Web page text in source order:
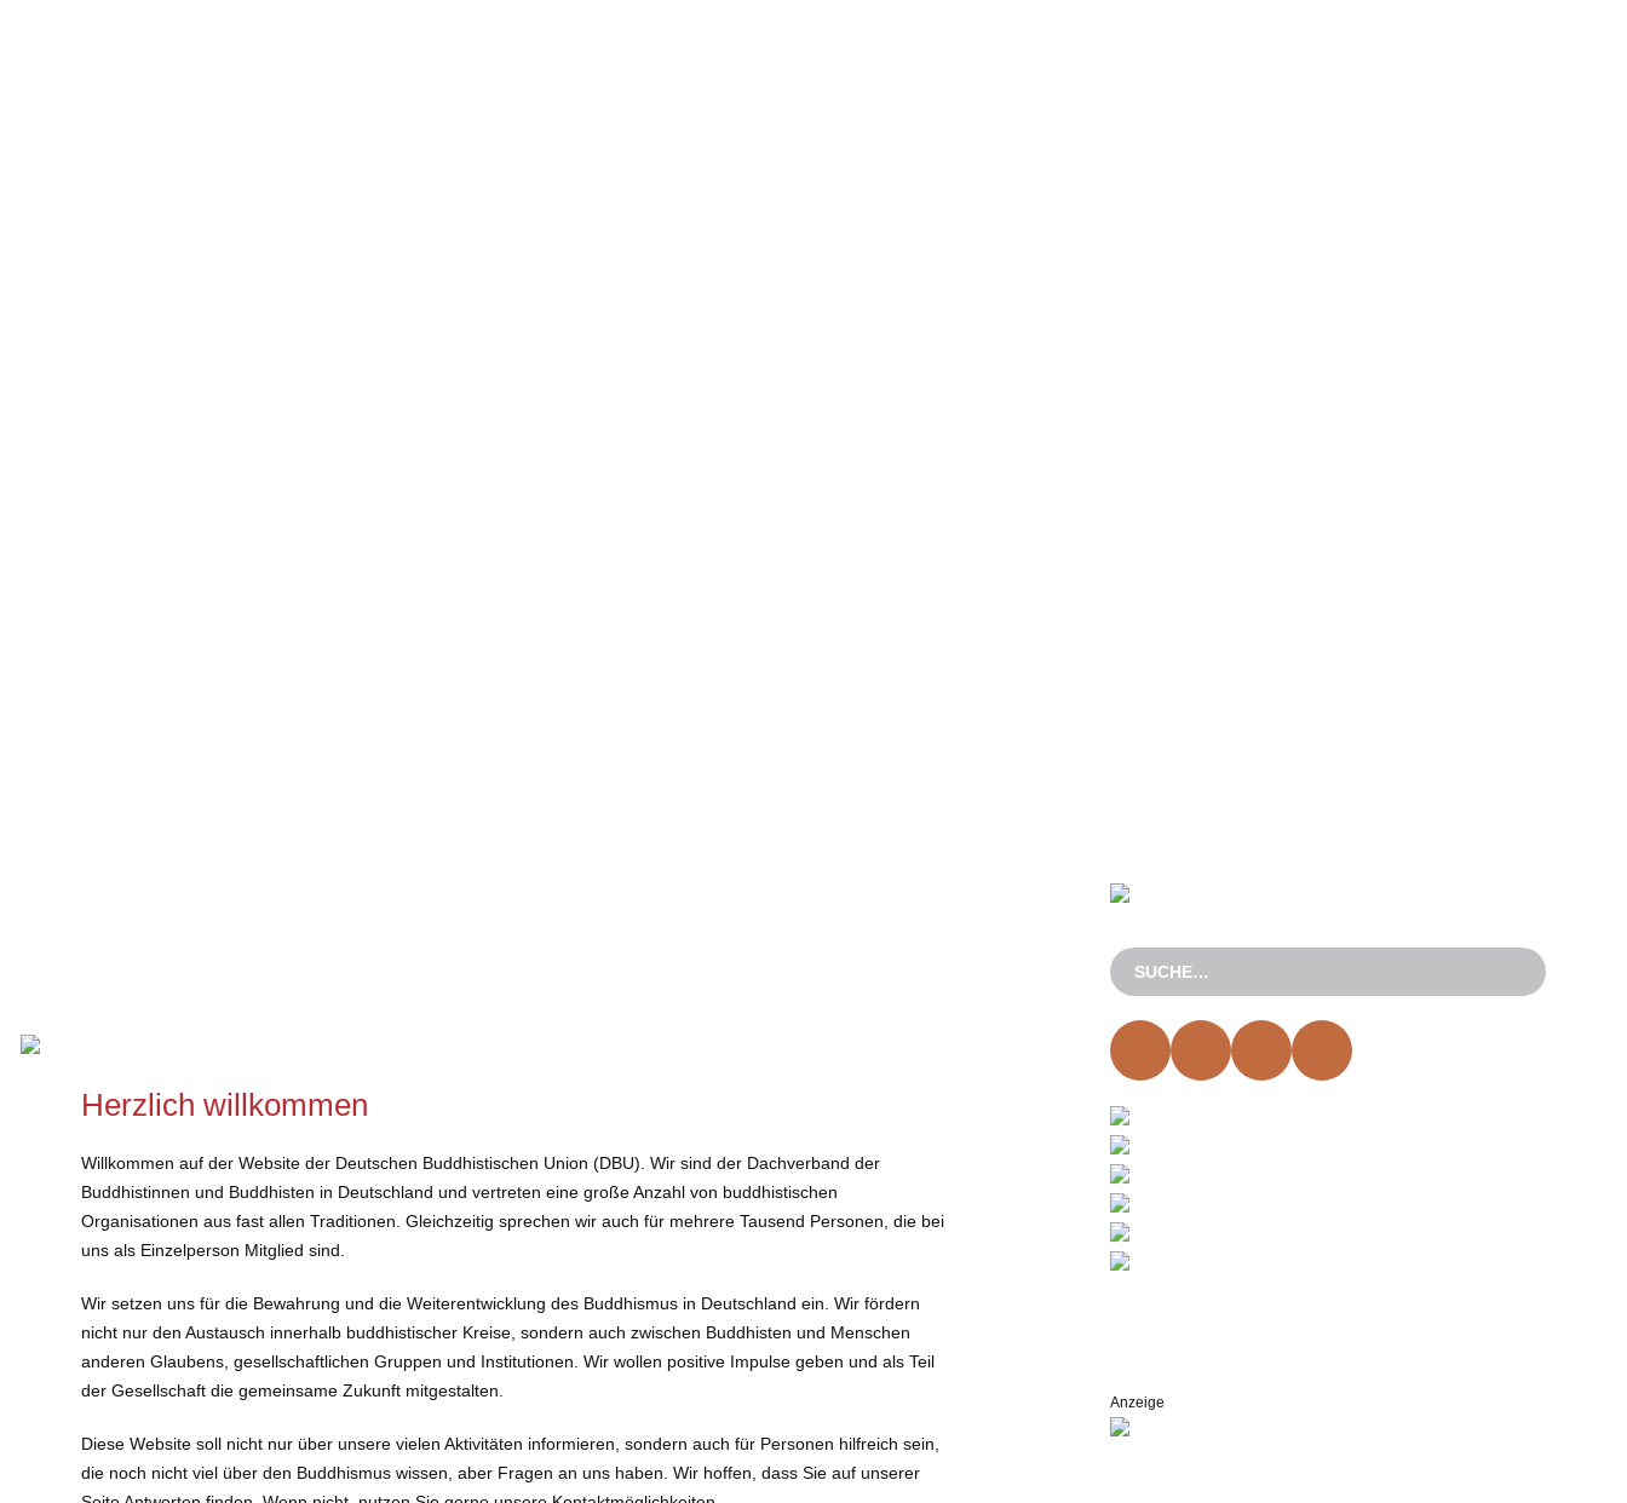
Herzlich willkommen
Willkommen auf der Website der Deutschen Buddhistischen Union (DBU). Wir sind der Dachverband der
Buddhistinnen und Buddhisten in Deutschland und vertreten eine große Anzahl von buddhistischen
Organisationen aus fast allen Traditionen. Gleichzeitig sprechen wir auch für mehrere Tausend Personen, die bei
uns als Einzelperson Mitglied sind.
Wir setzen uns für die Bewahrung und die Weiterentwicklung des Buddhismus in Deutschland ein. Wir fördern
nicht nur den Austausch innerhalb buddhistischer Kreise, sondern auch zwischen Buddhisten und Menschen
anderen Glaubens, gesellschaftlichen Gruppen und Institutionen. Wir wollen positive Impulse geben und als Teil
der Gesellschaft die gemeinsame Zukunft mitgestalten.
Diese Website soll nicht nur über unsere vielen Aktivitäten informieren, sondern auch für Personen hilfreich sein,
die noch nicht viel über den Buddhismus wissen, aber Fragen an uns haben. Wir hoffen, dass Sie auf unserer
Anzeige